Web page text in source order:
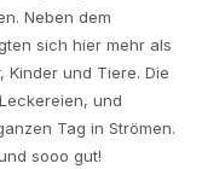
Neben dem
sich hier mehr als
Kinder und Tiere. Die
und
Tag in Strömen.
sooo gut!